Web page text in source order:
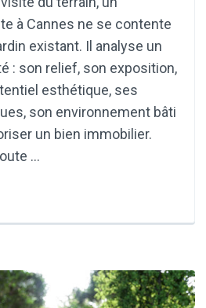
à Cannes ne se contente
existant. Il analyse un
: son relief, son exposition,
esthétique, ses
son environnement bâti
un bien immobilier.
…